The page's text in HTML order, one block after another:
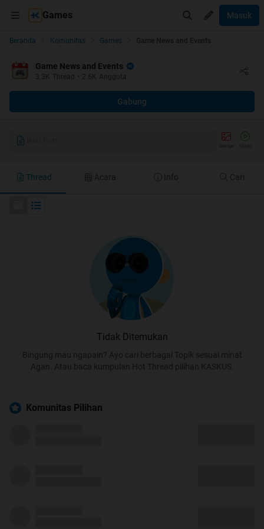
Games Masuk
Beranda Komunitas Games Game News and Events
Game News and Events
3.3K Thread • 2.6K Anggota
Gabung
Thread Acara Info Cari
Tidak Ditemukan
Bingung mau ngapain? Ayo cari berbagai Topik sesuai minat
Agan. Atau baca kumpulan Hot Thread pilihan KASKUS.
Komunitas Pilihan